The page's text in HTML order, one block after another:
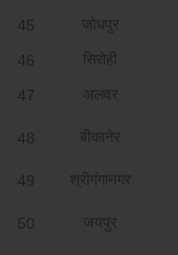
45 जोधपुर
46 सिरोही
47 अलवर
48 बीकानेर
49 श्रीगंगानगर
50 जयपुर